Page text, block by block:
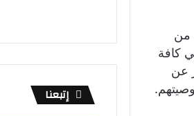
من
كافة
عن
إتبعنا